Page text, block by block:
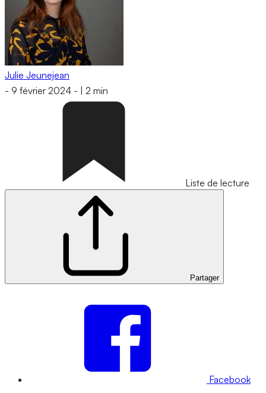
Julie Jeunejean
- 9 février 2024 - 2 min
Liste de lecture
Partager
Facebook